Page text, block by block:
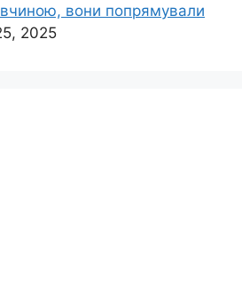
вони попрямували
2025